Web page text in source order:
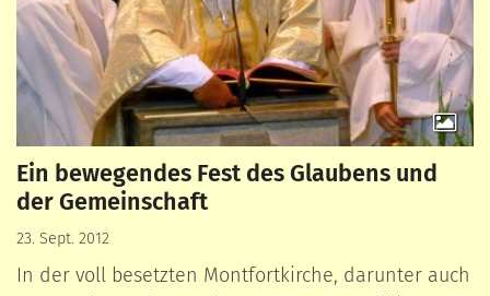
Ein bewegendes Fest des Glaubens und
der Gemeinschaft
23. Sept. 2012
In der voll besetzten Montfortkirche, darunter auch